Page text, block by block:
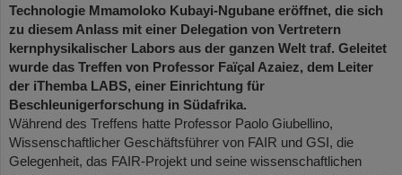
Technologie Mmamoloko Kubayi-Ngubane eröffnet, die sich
zu diesem Anlass mit einer Delegation von Vertretern
kernphysikalischer Labors aus der ganzen Welt traf. Geleitet
wurde das Treffen von Professor Faïҫal Azaiez, dem Leiter
der iThemba LABS, einer Einrichtung für
Beschleunigerforschung in Südafrika.
Während des Treffens hatte Professor Paolo Giubellino,
Wissenschaftlicher Geschäftsführer von FAIR und GSI, die
Gelegenheit, das FAIR-Projekt und seine wissenschaftlichen